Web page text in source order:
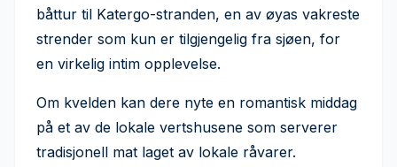
båttur til Katergo-stranden, en av øyas vakreste
strender som kun er tilgjengelig fra sjøen, for
en virkelig intim opplevelse.
Om kvelden kan dere nyte en romantisk middag
på et av de lokale vertshusene som serverer
tradisjonell mat laget av lokale råvarer.